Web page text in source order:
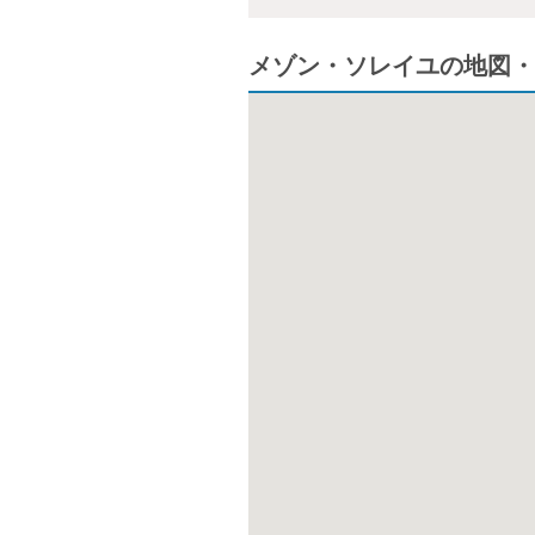
メゾン・ソレイユの地図